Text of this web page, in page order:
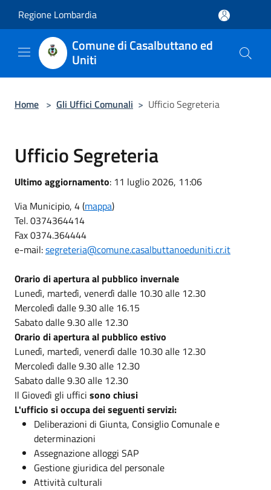
Regione Lombardia
Comune di Casalbuttano ed
Uniti
Home > Gli Uffici Comunali > Ufficio Segreteria
Ufficio Segreteria
Ultimo aggiornamento: 11 luglio 2026, 11:06
Via Municipio, 4 (mappa)
Tel. 0374364414
Fax 0374.364444
e-mail:segreteria@comune.casalbuttanoeduniti.cr.it
Orario di apertura al pubblico invernale
Lunedì, martedì, venerdì dalle 10.30 alle 12.30
Mercoledì dalle 9.30 alle 16.15
Sabato dalle 9.30 alle 12.30
Orario di apertura al pubblico estivo
Lunedì, martedì, venerdì dalle 10.30 alle 12.30
Mercoledì dalle 9.30 alle 12.30
Sabato dalle 9.30 alle 12.30
Il Giovedì gli uffici sono chiusi
L'ufficio si occupa dei seguenti servizi:
Deliberazioni di Giunta, Consiglio Comunale e
determinazioni
Assegnazione alloggi SAP
Gestione giuridica del personale
Attività culturali